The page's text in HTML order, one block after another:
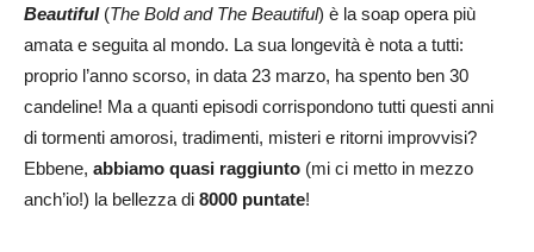
Beautiful(The Bold and The Beautiful) è la soap opera più
amata e seguita al mondo. La sua longevità è nota a tutti:
proprio l’anno scorso, in data 23 marzo, ha spento ben 30
candeline! Ma a quanti episodi corrispondono tutti questi anni
di tormenti amorosi, tradimenti, misteri e ritorni improvvisi?
Ebbene, abbiamo quasi raggiunto (mi ci metto in mezzo
anch’io!) la bellezza di 8000 puntate!